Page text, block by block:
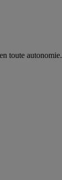
toute autonomie.